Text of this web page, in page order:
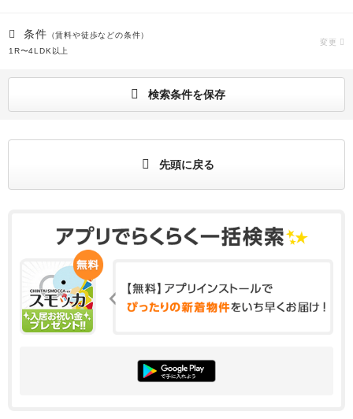
条件 （賃料や徒歩などの条件）
1R〜4LDK以上
変更
検索条件を保存
先頭に戻る